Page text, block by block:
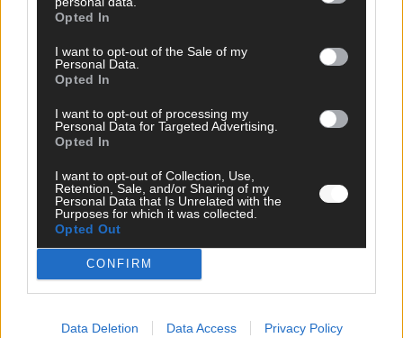
Opted In
I want to opt-out of the Sale of my
Personal Data.
Opted In
I want to opt-out of processing my
Personal Data for Targeted Advertising.
Opted In
I want to opt-out of Collection, Use,
Retention, Sale, and/or Sharing of my
Personal Data that Is Unrelated with the
Purposes for which it was collected.
Opted Out
CONFIRM
Data Deletion Data Access Privacy Policy
Ratgeber
Wissen
Streams & Storys
Eurovision
FLASH – DAS VIDEOPORTAL
ÜBER UNS